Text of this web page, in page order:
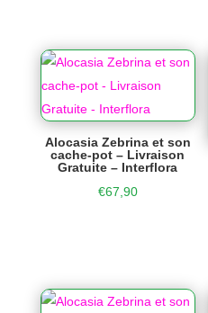
Alocasia Zebrina et son
cache-pot – Livraison
Gratuite – Interflora
€67,90